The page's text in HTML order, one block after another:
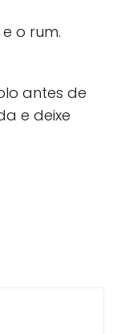
o rum.
antes de
e deixe